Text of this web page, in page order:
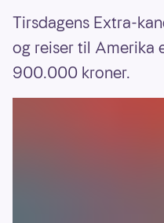
Tirsdagens Extra-
og reiser til Amerika
900.000 kroner.